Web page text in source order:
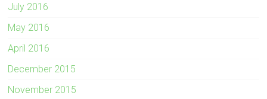
July 2016
May 2016
April 2016
December 2015
November 2015